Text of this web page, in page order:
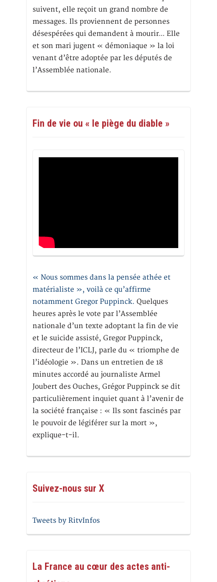
suivent, elle reçoit un grand nombre de
messages. Ils proviennent de personnes
désespérées qui demandent à mourir… Elle
et son mari jugent « démoniaque » la loi
venant d’être adoptée par les députés de
l’Assemblée nationale.
Fin de vie ou « le piège du diable »
« Nous sommes dans la pensée athée et
matérialiste », voilà ce qu’affirme
notamment Gregor Puppinck. Quelques
heures après le vote par l’Assemblée
nationale d’un texte adoptant la fin de vie
et le suicide assisté, Gregor Puppinck,
directeur de l’ICLJ, parle du « triomphe de
l’idéologie ». Dans un entretien de 18
minutes accordé au journaliste Armel
Joubert des Ouches, Grégor Puppinck se dit
particulièrement inquiet quant à l’avenir de
la société française : « Ils sont fascinés par
le pouvoir de légiférer sur la mort »,
explique-t-il.
Suivez-nous sur X
Tweets by RitvInfos
La France au cœur des actes anti-